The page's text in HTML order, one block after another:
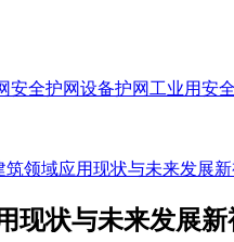
安全护网设备护网 工业用安
筑领域应用现状与未来发展
现状与未来发展新